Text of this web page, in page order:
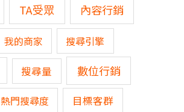
TA受眾
內容行銷
我的商家 搜尋引擎
搜尋量 數位行銷
熱門搜尋度 目標客群